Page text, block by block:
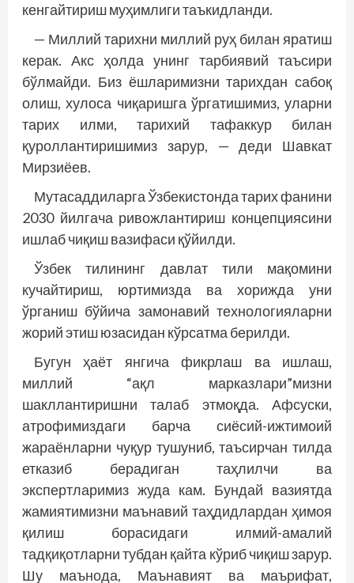
кенгайтириш муҳимлиги таъкидланди.
— Миллий тарихни миллий руҳ билан яратиш
керак. Акс ҳолда унинг тарбиявий таъсири
бўлмайди. Биз ёшларимизни тарихдан сабоқ
олиш, хулоса чиқаришга ўргатишимиз, уларни
тарих илми, тарихий тафаккур билан
қуроллантиришимиз зарур, — деди Шавкат
Мирзиёев.
Мутасаддиларга Ўзбекистонда тарих фанини
2030 йилгача ривожлантириш концеп­циясини
ишлаб чиқиш вазифаси қўйилди.
Ўзбек тилининг давлат тили мақомини
кучайтириш, юртимизда ва хорижда уни
ўрганиш бўйича замонавий технологияларни
жорий этиш юзасидан кўрсатма берилди.
Бугун ҳаёт янгича фикрлаш ва ишлаш,
миллий “ақл марказлари”мизни
шакллантиришни талаб этмоқда. Афсуски,
атрофимиздаги барча сиёсий-ижтимоий
жараёнларни чуқур тушуниб, таъсирчан тилда
етказиб берадиган таҳлилчи ва
экспертларимиз жуда кам. Бундай вазиятда
жамиятимизни маънавий таҳдидлардан ҳимоя
қилиш борасидаги илмий-амалий
тадқиқотларни тубдан қайта кўриб чиқиш зарур.
Шу маънода, Маънавият ва маърифат,